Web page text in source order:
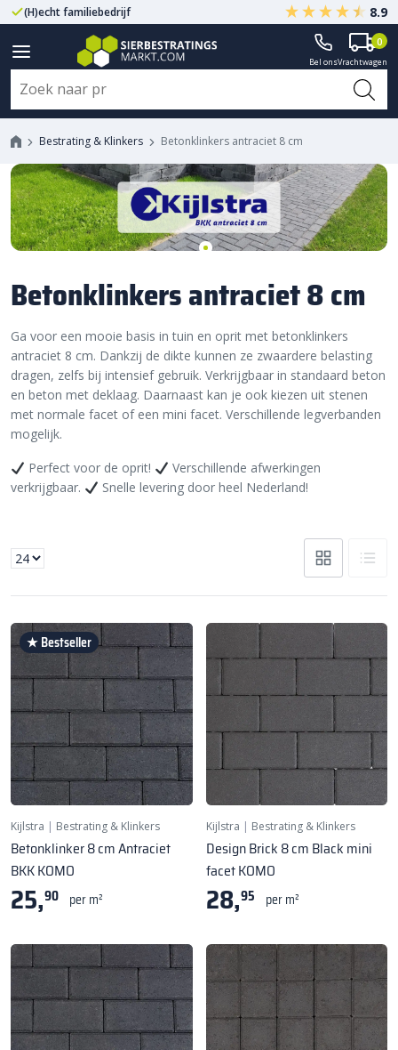
(H)echt familiebedrijf Gegarandeerd A-kwaliteit
8.9
Bel onsVrachtwagen
0
Bestrating & Klinkers Betonklinkers antraciet 8 cm
Betonklinkers antraciet 8 cm
Ga voor een mooie basis in tuin en oprit met betonklinkers
antraciet 8 cm. Dankzij de dikte kunnen ze zwaardere belasting
dragen, zelfs bij intensief gebruik. Verkrijgbaar in standaard beton
en beton met deklaag. Daarnaast kan je ook kiezen uit stenen
met normale facet of een mini facet. Verschillende legverbanden
mogelijk.
Perfect voor de oprit!
Verschillende afwerkingen
verkrijgbaar.
Snelle levering door heel Nederland!
★ Bestseller
Kijlstra | Bestrating & Klinkers
Betonklinker 8 cm Antraciet
BKK KOMO
25,90 per m²
Kijlstra | Bestrating & Klinkers
Design Brick 8 cm Black mini
facet KOMO
28,95 per m²